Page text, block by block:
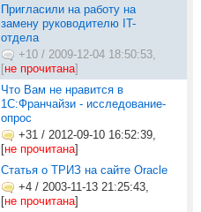
Пригласили на работу на
замену руководителю IT-
отдела
+10 / 2009-12-04 18:50:53,
[не прочитана]
Что Вам не нравится в
1С:Франчайзи - исследование-
опрос
+31 / 2012-09-10 16:52:39,
[не прочитана]
Статья о ТРИЗ на сайте Oracle
+4 / 2003-11-13 21:25:43,
[не прочитана]